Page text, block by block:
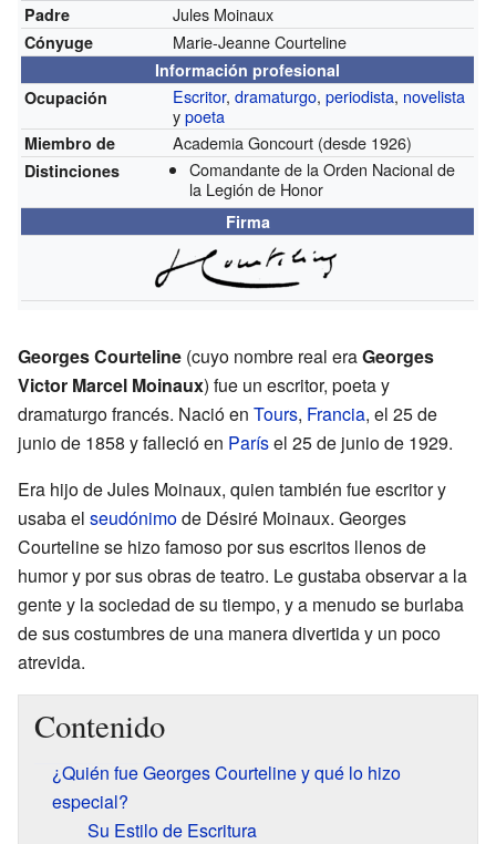
Padre
Jules Moinaux
Cónyuge Marie-Jeanne Courteline
Información profesional
Ocupación
Escritor,dramaturgo,periodista, novelista
ypoeta
Miembro de Academia Goncourt (desde 1926)
Distinciones
Comandante de la Orden Nacional de
la Legión de Honor
Firma
Georges Courteline (cuyo nombre real eraGeorges
Victor Marcel Moinaux) fue un escritor, poeta y
dramaturgo francés. Nació en Tours, Francia, el 25 de
junio de 1858 y falleció en Parísel 25 de junio de 1929.
Era hijo de Jules Moinaux, quien también fue escritor y
usaba el seudónimode Désiré Moinaux. Georges
Courteline se hizo famoso por sus escritos llenos de
humor y por sus obras de teatro. Le gustaba observar a la
gente y la sociedad de su tiempo, y a menudo se burlaba
de sus costumbres de una manera divertida y un poco
atrevida.
Contenido
¿Quién fue Georges Courteline y qué lo hizo
especial?
Su Estilo de Escritura